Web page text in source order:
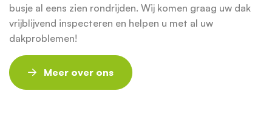
busje al eens zien rondrijden. Wij komen graag uw dak
vrijblijvend inspecteren en helpen u met al uw
dakproblemen!
Meer over ons